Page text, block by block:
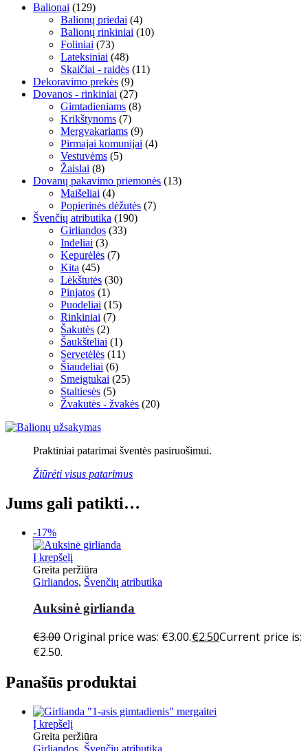
Balionai (129)
Balionų priedai (4)
Balionų rinkiniai (10)
Foliniai (73)
Lateksiniai (48)
Skaičiai - raidės (11)
Dekoravimo prekės (9)
Dovanos - rinkiniai (27)
Gimtadieniams (8)
Krikštynoms (7)
Mergvakariams (9)
Pirmajai komunijai (4)
Vestuvėms (5)
Žaislai (8)
Dovanų pakavimo priemonės (13)
Maišeliai (4)
Popierinės dėžutės (7)
Švenčių atributika (190)
Girliandos (33)
Indeliai (3)
Kepurėlės (7)
Kita (45)
Lėkštutės (30)
Pinjatos (1)
Puodeliai (15)
Rinkiniai (7)
Šakutės (2)
Šaukšteliai (1)
Servetėlės (11)
Šiaudeliai (6)
Smeigtukai (25)
Staltiesės (5)
Žvakutės - žvakės (20)
Praktiniai patarimai šventės pasiruošimui.
Žiūrėti visus patarimus
Jums gali patikti…
-17%
Į krepšelį
Greita peržiūra
Girliandos, Švenčių atributika
Auksinė girlianda
€3.00Original price was: €3.00.€2.50Current price is:
€2.50.
Panašūs produktai
Į krepšelį
Greita peržiūra
Girliandos Švenčių atributika